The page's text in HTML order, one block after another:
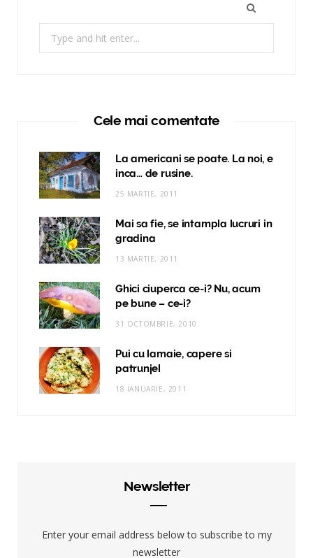
Cele mai comentate
La americani se poate. La noi, e
inca… de rusine.
25 MARTIE, 2011
Mai sa fie, se intampla lucruri in
gradina
13 MARTIE, 2011
Ghici ciuperca ce-i? Nu, acum
pe bune – ce-i?
31 OCTOMBRIE, 2010
Pui cu lamaie, capere si
patrunjel
18 IANUARIE, 2011
Newsletter
Enter your email address below to subscribe to my
newsletter